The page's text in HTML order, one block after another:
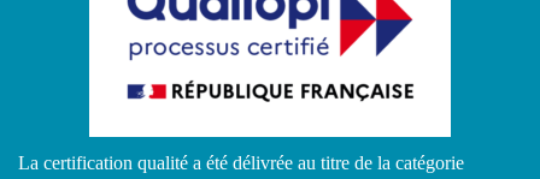
La certification qualité a été délivrée au titre de la catégorie